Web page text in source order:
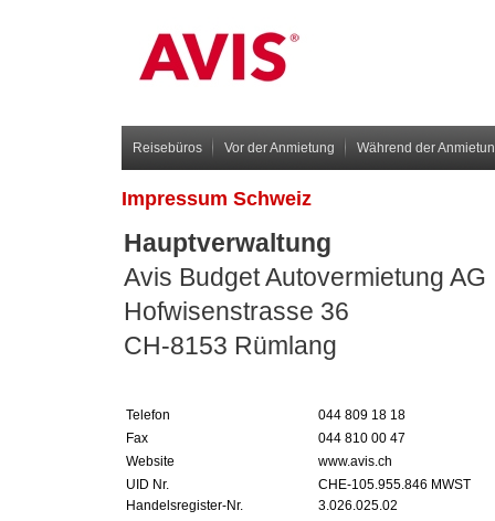
Reisebüros Vor der Anmietung Während der
Impressum Schweiz
Hauptverwaltung
Avis Budget Autovermietung AG
Hofwisenstrasse 36
CH-8153 Rümlang
Telefon
044 809 18 18
Fax
044 810 00 47
Website
www.avis.ch
UID Nr.
Handelsregister-Nr.
CHE-105.955.846 MWST
3.026.025.02